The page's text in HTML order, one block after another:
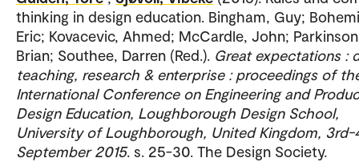
thinking in design education. Bingham, Guy;
Eric; Kovacevic, Ahmed; McCardle, John;
Brian; Southee, Darren (Red.). Great expectations :
teaching, research & enterprise : proceedings of
International Conference on Engineering and
Design Education, Loughborough Design School,
University of Loughborough, United Kingdom,
September 2015. s. 25-30. The Design Society.